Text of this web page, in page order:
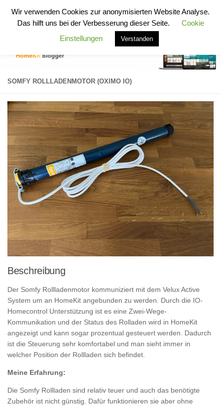
Zum Inhalt springen
HomeKit Blogger
SOMFY ROLLLADENMOTOR (OXIMO IO)
Beschreibung
Der Somfy Rollladenmotor kommuniziert mit dem Velux Active
System um an HomeKit angebunden zu werden. Durch die IO-
Homecontrol Unterstützung ist es eine Zwei-Wege-
Kommunikation und der Status des Rolladen wird in HomeKit
angezeigt und kann sogar prozentual gesteuert werden. Dadurch
ist die Steuerung sehr komfortabel und man sieht immer in
welcher Position der Rollladen sich befindet.
Meine Erfahrung:
Die Somfy Rollladen sind relativ teuer und auch das benötigte
Zubehör ist nicht günstig. Dafür funktionieren sie aber ohne
Wir verwenden Cookies zur anonymisierten Website Analyse.
Das hilft uns bei der Verbesserung dieser Seite.
Cookie
Einstellungen
Verstanden